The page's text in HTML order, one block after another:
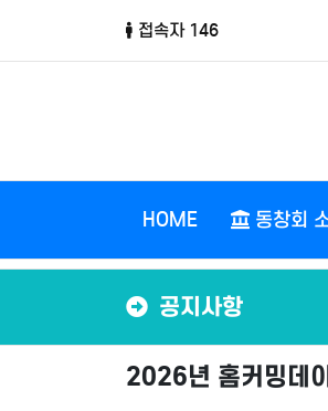
접속자 146
HOME 동창회
공지사항
2026년 홈커밍데